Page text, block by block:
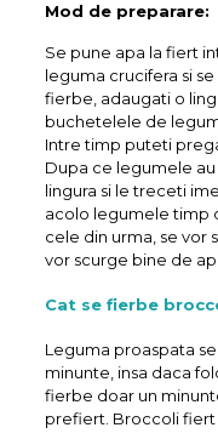
Mod de preparare:
Se pune apa la fiert
leguma crucifera si
fierbe, adaugati o
buchetelele de
Intre timp puteti
Dupa ce legumele
lingura si le treceti
acolo legumele timp
cele din urma, se vor
vor scurge bine de
Cat se fierbe
Leguma proaspata
minunte, insa daca
fierbe doar un
prefiert. Broccoli fiert